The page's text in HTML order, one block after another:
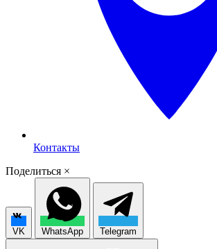
Контакты
Поделиться ×
VK WhatsApp Telegram